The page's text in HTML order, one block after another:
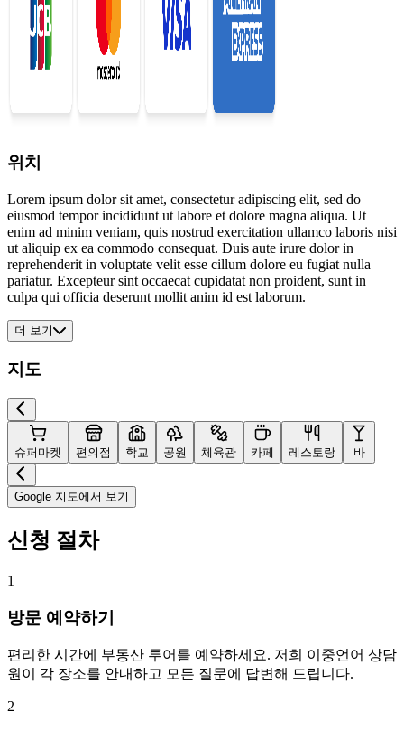
위치
Lorem ipsum dolor sit amet, consectetur adipiscing elit, sed do
eiusmod tempor incididunt ut labore et dolore magna aliqua. Ut
enim ad minim veniam, quis nostrud exercitation ullamco laboris nisi
ut aliquip ex ea commodo consequat. Duis aute irure dolor in
reprehenderit in voluptate velit esse cillum dolore eu fugiat nulla
pariatur. Excepteur sint occaecat cupidatat non proident, sunt in
culpa qui officia deserunt mollit anim id est laborum.
더 보기
지도
슈퍼마켓 편의점 학교 공원 체육관 카페 레스토랑 바
Google 지도에서 보기
신청 절차
1
방문 예약하기
편리한 시간에 부동산 투어를 예약하세요. 저희 이중언어 상담
원이 각 장소를 안내하고 모든 질문에 답변해 드립니다.
2